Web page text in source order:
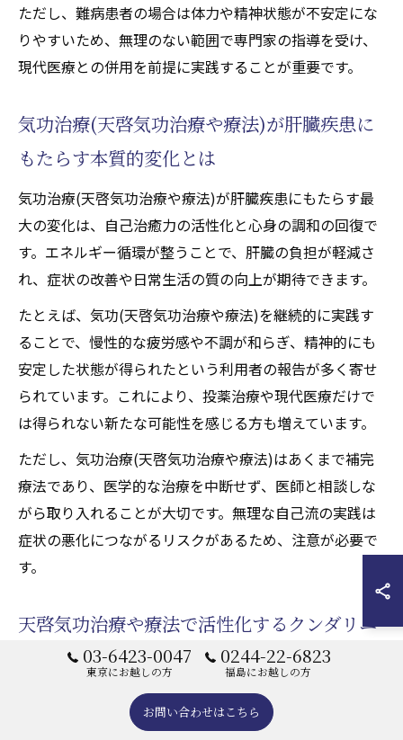
ただし、難病患者の場合は体力や精神状態が不安定にな
りやすいため、無理のない範囲で専門家の指導を受け、
現代医療との併用を前提に実践することが重要です。
気功治療(天啓気功治療や療法)が肝臓疾患に
もたらす本質的変化とは
気功治療(天啓気功治療や療法)が肝臓疾患にもたらす最
大の変化は、自己治癒力の活性化と心身の調和の回復で
す。エネルギー循環が整うことで、肝臓の負担が軽減さ
れ、症状の改善や日常生活の質の向上が期待できます。
たとえば、気功(天啓気功治療や療法)を継続的に実践す
ることで、慢性的な疲労感や不調が和らぎ、精神的にも
安定した状態が得られたという利用者の報告が多く寄せ
られています。これにより、投薬治療や現代医療だけで
は得られない新たな可能性を感じる方も増えています。
ただし、気功治療(天啓気功治療や療法)はあくまで補完
療法であり、医学的な治療を中断せず、医師と相談しな
がら取り入れることが大切です。無理な自己流の実践は
症状の悪化につながるリスクがあるため、注意が必要で
す。
天啓気功治療や療法で活性化するクンダリニ
ー気功(天啓気功治療や療法)が難病改善に与
天啓気功治療や療法で活性化するクンダリニー気功(天啓
03-6423-0047
東京にお越しの方
0244-22-6823
福島にお越しの方
お問い合わせはこちら